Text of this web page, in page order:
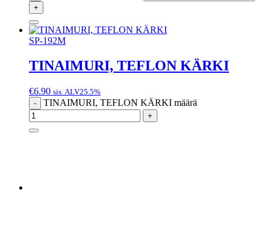
+
SP-192M
TINAIMURI, TEFLON KÄRKI
€6.90 sis. ALV25.5%
-
TINAIMURI, TEFLON KÄRKI määrä
+